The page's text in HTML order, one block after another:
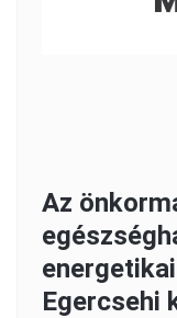
Az
Egercsehi